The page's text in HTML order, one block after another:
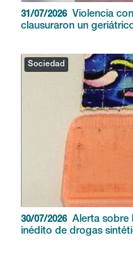
Alerta
inédito de drogas